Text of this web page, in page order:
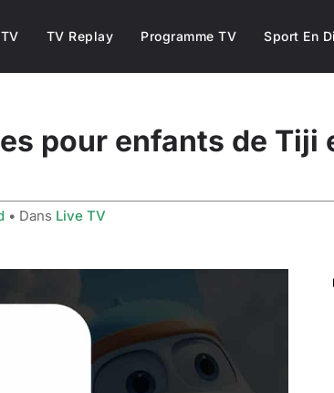
TV Replay Programme TV Sport En
pour enfants de Tiji
• Dans Live TV